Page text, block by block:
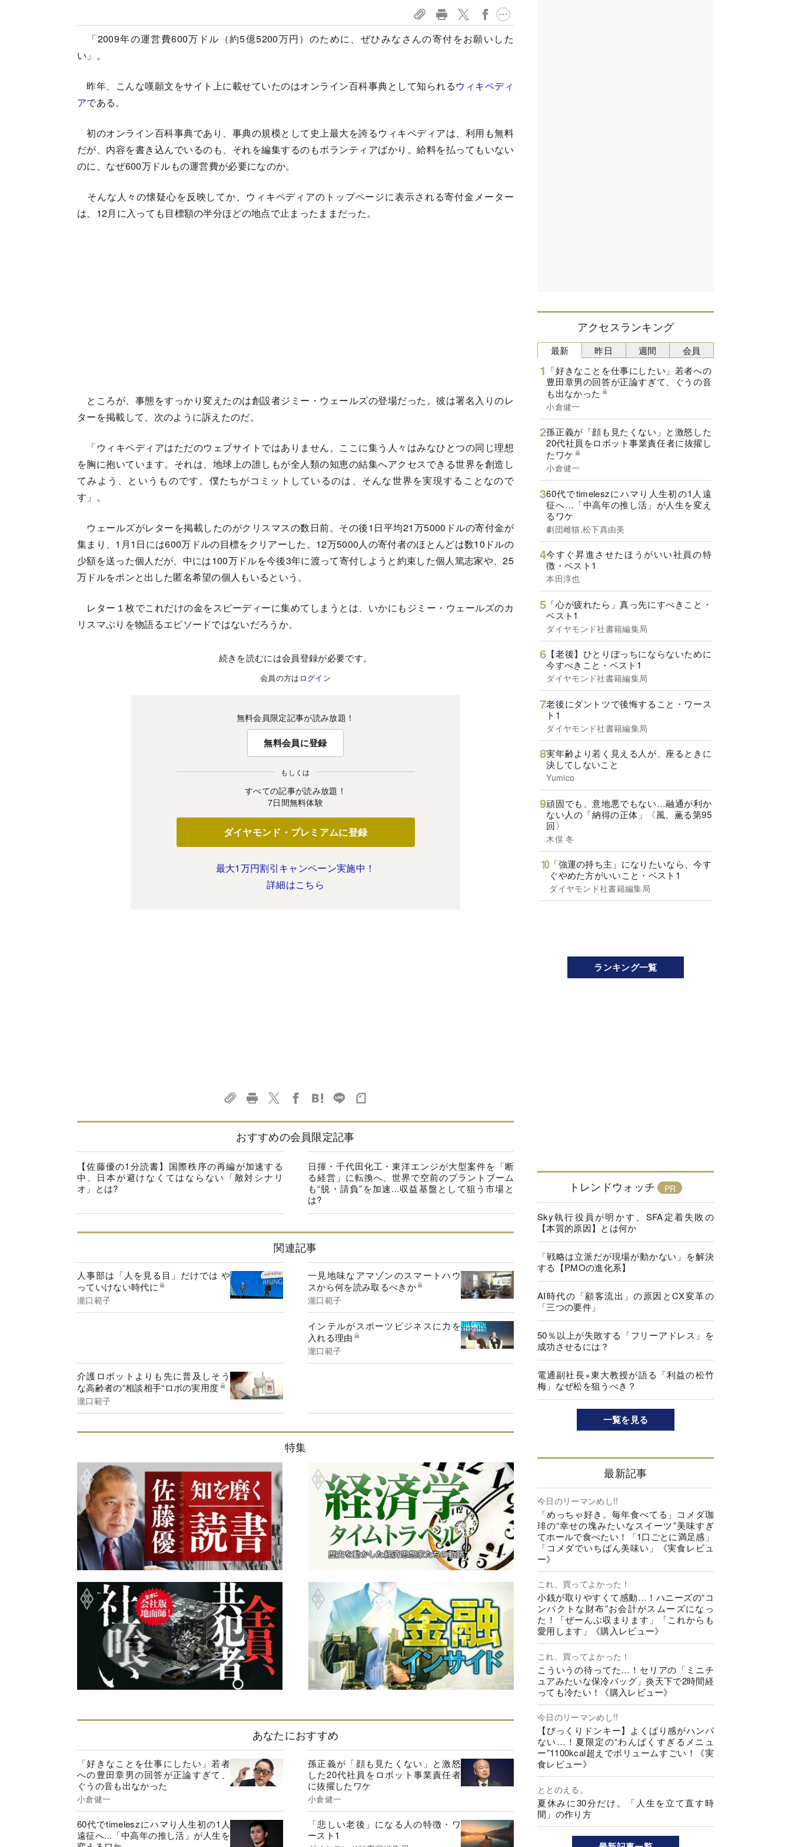
「2009年の運営費600万ドル（約5億5200万円）のために、ぜひみなさんの寄付をお願いした
い」。
昨年、こんな嘆願文をサイト上に載せていたのはオンライン百科事典として知られるウィキペディ
アである。
初のオンライン百科事典であり、事典の規模として史上最大を誇るウィキペディアは、利用も無料
だが、内容を書き込んでいるのも、それを編集するのもボランティアばかり。給料を払ってもいない
のに、なぜ600万ドルもの運営費が必要になのか。
そんな人々の懐疑心を反映してか、ウィキペディアのトップページに表示される寄付金メーター
は、12月に入っても目標額の半分ほどの地点で止まったままだった。
ところが、事態をすっかり変えたのは創設者ジミー・ウェールズの登場だった。彼は署名入りのレ
ターを掲載して、次のように訴えたのだ。
「ウィキペディアはただのウェブサイトではありません。ここに集う人々はみなひとつの同じ理想
を胸に抱いています。それは、地球上の誰しもが全人類の知恵の結集へアクセスできる世界を創造し
てみよう、というものです。僕たちがコミットしているのは、そんな世界を実現することなので
す」。
ウェールズがレターを掲載したのがクリスマスの数日前。その後1日平均21万5000ドルの寄付金が
集まり、1月1日には600万ドルの目標をクリアーした。12万5000人の寄付者のほとんどは数10ドルの
少額を送った個人だが、中には100万ドルを今後3年に渡って寄付しようと約束した個人篤志家や、25
万ドルをポンと出した匿名希望の個人もいるという。
レター１枚でこれだけの金をスピーディーに集めてしまうとは、いかにもジミー・ウェールズのカ
リスマぶりを物語るエピソードではないだろうか。
続きを読むには会員登録が必要です。
会員の方は ログイン
無料会員限定記事が読み放題！
無料会員に登録
もしくは
すべての記事が読み放題！
7日間無料体験
ダイヤモンド・プレミアムに登録
最大1万円割引キャンペーン実施中！
詳細はこちら
おすすめの会員限定記事
【佐藤優の1分読書】国際秩序の再編が加速する
中、日本が避けなくてはならない「敵対シナリ
オ」とは?
日揮・千代田化工・東洋エンジが大型案件を「断
る経営」に転換へ、世界で空前のプラントブーム
も“脱・請負”を加速...収益基盤として狙う市場と
は?
関連記事
人事部は「人を見る目」だけでは や
っていけない時代に
瀧口範子
一見地味なアマゾンのスマートハウ
スから何を読み取るべきか
瀧口範子
インテルがスポーツビジネスに力を
入れる理由
瀧口範子
介護ロボットよりも先に普及しそう
な高齢者の“相談相手“ロボの実用度
瀧口範子
特集
あなたにおすすめ
「好きなことを仕事にしたい」若者
への豊田章男の回答が正論すぎて、
ぐうの音も出なかった
小倉健一
孫正義が「顔も見たくない」と激怒
した20代社員をロボット事業責任者
に抜擢したワケ
小倉健一
60代でtimeleszにハマり人生初の1人
遠征へ...「中高年の推し活」が人生を
「悲しい老後」になる人の特徴・ワ
ースト1
アクセスランキング
最新
「好きなことを仕事にしたい」若者への
豊田章男の回答が正論すぎて、ぐうの音
も出なかった
小倉健一
孫正義が「顔も見たくない」と激怒した
20代社員をロボット事業責任者に抜擢し
たワケ
小倉健一
60代でtimeleszにハマり人生初の1人遠
征へ…「中高年の推し活」が人生を変え
るワケ
劇団雌猫,松下真由美
今すぐ昇進させたほうがいい社員の特
徴・ベスト1
本田淳也
「心が疲れたら」真っ先にすべきこと・
ベスト1
ダイヤモンド社書籍編集局
【老後】ひとりぼっちにならないために
今すべきこと・ベスト1
ダイヤモンド社書籍編集局
老後にダントツで後悔すること・ワース
ト1
ダイヤモンド社書籍編集局
実年齢より若く見える人が、座るときに
決してしないこと
Yumico
頑固でも、意地悪でもない…融通が利か
ない人の「納得の正体」〈風、薫る第95
回〉
木俣 冬
「強運の持ち主」になりたいなら、今す
ぐやめた方がいいこと・ベスト1
ダイヤモンド社書籍編集局
昨日 週間 会員
ランキング一覧
トレンドウォッチ
Sky執行役員が明かす、SFA定着失敗の
【本質的原因】とは何か
「戦略は立派だが現場が動かない」を解決
する【PMOの進化系】
AI時代の「顧客流出」の原因とCX変革の
「三つの要件」
50％以上が失敗する「フリーアドレス」を
成功させるには？
電通副社長×東大教授が語る「利益の松竹
梅」なぜ松を狙うべき？
一覧を見る
最新記事
今日のリーマンめし!!
「めっちゃ好き。毎年食べてる」コメダ珈
琲の“幸せの塊みたいなスイーツ”美味すぎ
てホールで食べたい！「1口ごとに満足感」
「コメダでいちばん美味い」《実食レビュ
ー》
これ、買ってよかった！
小銭が取りやすくて感動…！ハニーズの“コ
ンパクトな財布”お会計がスムーズになっ
た！「ぜーんぶ収まります」「これからも
愛用します」《購入レビュー》
これ、買ってよかった！
こういうの待ってた…！セリアの「ミニチ
ュアみたいな保冷バッグ」炎天下で2時間経
っても冷たい！《購入レビュー》
今日のリーマンめし!!
【びっくりドンキー】よくばり感がハンパ
ない…！夏限定の“わんぱくすぎるメニュ
ー”1100kcal超えでボリュームすごい！《実
食レビュー》
ととのえる。
夏休みに30分だけ。「人生を立て直す時
間」の作り方